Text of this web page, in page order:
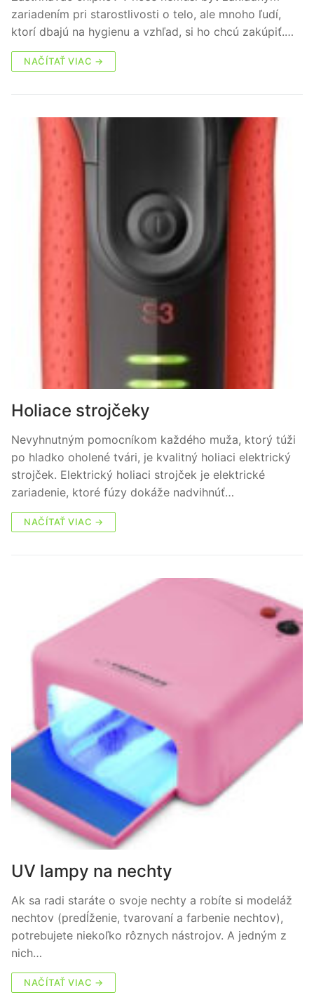
zariadením pri starostlivosti o telo, ale mnoho ľudí,
ktorí dbajú na hygienu a vzhľad, si ho chcú zakúpiť.…
NAČÍTAŤ VIAC →
Holiace strojčeky
Nevyhnutným pomocníkom každého muža, ktorý túži
po hladko oholené tvári, je kvalitný holiaci elektrický
strojček. Elektrický holiaci strojček je elektrické
zariadenie, ktoré fúzy dokáže nadvihnúť…
NAČÍTAŤ VIAC →
UV lampy na nechty
Ak sa radi staráte o svoje nechty a robíte si modeláž
nechtov (predĺženie, tvarovaní a farbenie nechtov), ​​
potrebujete niekoľko rôznych nástrojov. A jedným z
nich…
NAČÍTAŤ VIAC →